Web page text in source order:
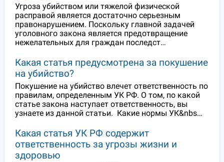
Угроза убийством или тяжелой физической
расправой является достаточно серьезным
правонарушением. Поскольку главной задачей
уголовного закона является предотвращение
нежелательных для граждан последст…
Какая статья предусмотрена за покушение
на убийство?
Покушение на убийство влечет ответственность по
правилам, определенным УК РФ. О том, по какой
статье закона наступает ответственность, вы
узнаете из данной статьи. Какие нормы УК&nbs…
Какая статья УК РФ содержит
ответственность за угрозы жизни и
здоровью